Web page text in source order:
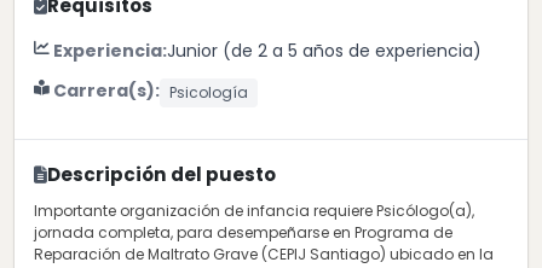
Requisitos
Experiencia:Junior (de 2 a 5 años de experiencia)
Carrera(s): Psicología
Descripción del puesto
Importante organización de infancia requiere Psicólogo(a),
jornada completa, para desempeñarse en Programa de
Reparación de Maltrato Grave (CEPIJ Santiago) ubicado en la